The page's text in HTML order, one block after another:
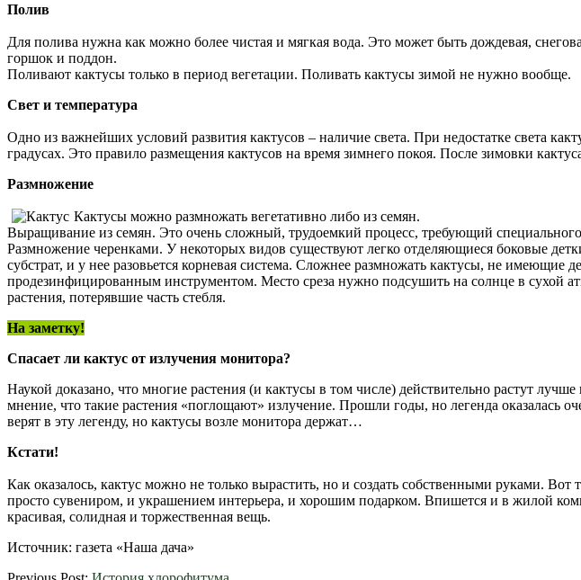
Полив
Для полива нужна как можно более чистая и мягкая вода. Это может быть дождевая,
горшок и поддон.
Поливают кактусы только в период вегетации. Поливать кактусы зимой не нужно вообще.
Свет и температура
Одно из важнейших условий развития кактусов – наличие света. При недостатке света
градусах. Это правило размещения кактусов на время зимнего покоя. После зимовки
Размножение
Кактусы можно размножать вегетативно либо из семян.
Выращивание из семян. Это очень сложный, трудоемкий процесс, требующий
Размножение черенками. У некоторых видов существуют легко отделяющиеся боковые
субстрат, и у нее разовьется корневая система. Сложнее размножать кактусы, не имеющие
продезинфицированным инструментом. Место среза нужно подсушить на солнце в сухой
растения, потерявшие часть стебля.
На заметку!
Спасает ли кактус от излучения монитора?
Наукой доказано, что многие растения (и кактусы в том числе) действительно растут
мнение, что такие растения «поглощают» излучение. Прошли годы, но легенда оказалась
верят в эту легенду, но кактусы возле монитора держат…
Кстати!
Как оказалось, кактус можно не только вырастить, но и создать собственными руками.
просто сувениром, и украшением интерьера, и хорошим подарком. Впишется и в жилой
красивая, солидная и торжественная вещь.
Источник: газета «Наша дача»
2012-